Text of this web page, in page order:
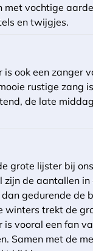
met vochtige
en twijgjes.
is ook een zanger
rustige zang
de late
grote lijster bij
zijn de aantallen
gedurende de
winters trekt de
is vooral een fan
Samen met de